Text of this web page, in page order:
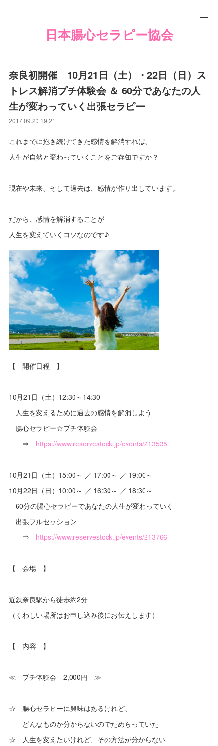
日本腸心セラピー協会
奈良初開催 10月21日（土）・22日（日）ス
トレス解消プチ体験会 ＆ 60分であなたの人
生が変わっていく出張セラピー
2017.09.20 19:21
これまでに抱き続けてきた感情を解消すれば、
人生が自然と変わっていくことをご存知ですか？
現在や未来、そして過去は、感情が作り出しています。
だから、感情を解消することが
人生を変えていくコツなのです♪
【 開催日程 】
10月21日（土）12:30～14:30
人生を変えるために過去の感情を解消しよう
腸心セラピー☆プチ体験会
⇒ https://www.reservestock.jp/events/213535
10月21日（土）15:00～ ／ 17:00～ ／ 19:00～
10月22日（日）10:00～ ／ 16:30～ ／ 18:30～
60分の腸心セラピーであなたの人生が変わっていく
出張フルセッション
⇒ https://www.reservestock.jp/events/213766
【 会場 】
近鉄奈良駅から徒歩約2分
（くわしい場所はお申し込み後にお伝えします）
【 内容 】
≪ プチ体験会 2,000円 ≫
☆ 腸心セラピーに興味はあるけれど、
どんなものか分からないのでためらっていた
☆ 人生を変えたいけれど、その方法が分からない